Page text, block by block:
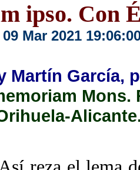
ipso. Con
Mar 2021
Martín García,
Mons.